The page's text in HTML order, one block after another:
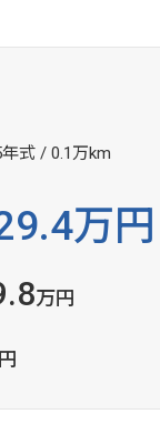
式 / 0.1万km
万円
万円